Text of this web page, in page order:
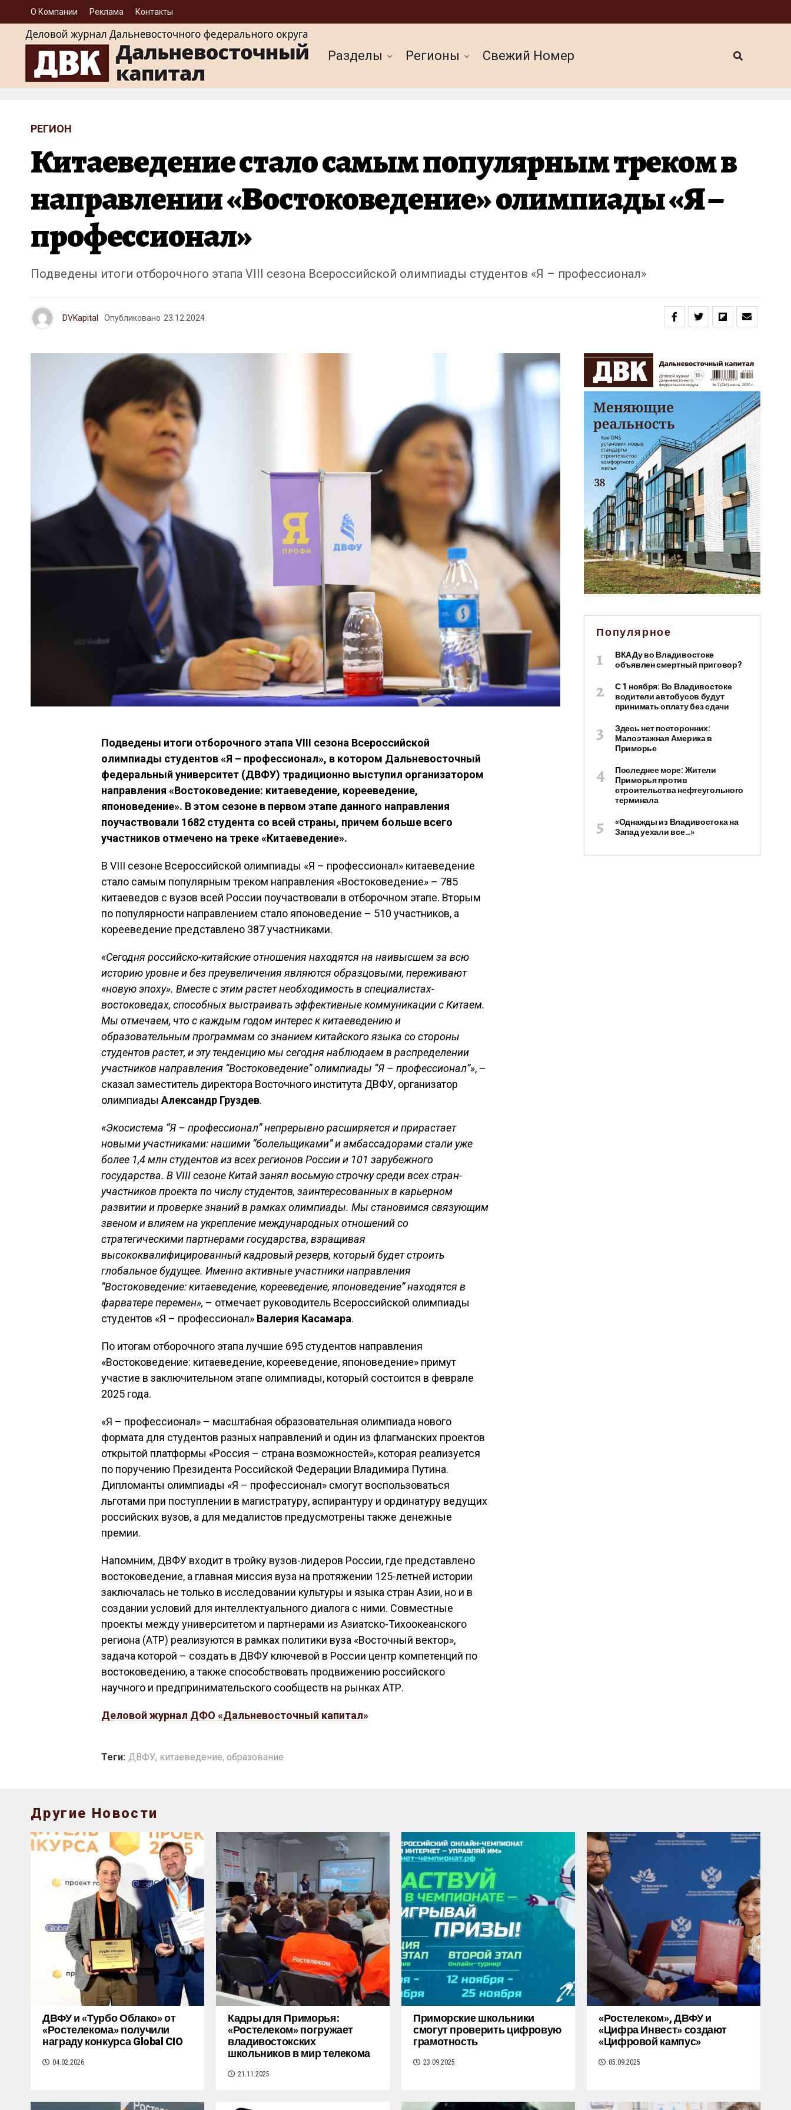
О Компании Реклама Контакты
Разделы Регионы Cвежий Номер
РЕГИОН
Китаеведение стало самым популярным треком в
направлении «Востоковедение» олимпиады «Я –
профессионал»
Подведены итоги отборочного этапа VIII сезона Всероссийской олимпиады студентов «Я – профессионал»
DVKapital Опубликовано 23.12.2024
Подведены итоги отборочного этапа VIII сезона Всероссийской
олимпиады студентов «Я – профессионал», в котором Дальневосточный
федеральный университет (ДВФУ) традиционно выступил организатором
направления «Востоковедение: китаеведение, корееведение,
японоведение». В этом сезоне в первом этапе данного направления
поучаствовали 1682 студента со всей страны, причем больше всего
участников отмечено на треке «Китаеведение».
В VIII сезоне Всероссийской олимпиады «Я – профессионал» китаеведение
стало самым популярным треком направления «Востоковедение» – 785
китаеведов с вузов всей России поучаствовали в отборочном этапе. Вторым
по популярности направлением стало японоведение – 510 участников, а
корееведение представлено 387 участниками.
«Сегодня российско-китайские отношения находятся на наивысшем за всю
историю уровне и без преувеличения являются образцовыми, переживают
«новую эпоху». Вместе с этим растет необходимость в специалистах-
востоковедах, способных выстраивать эффективные коммуникации с Китаем.
Мы отмечаем, что с каждым годом интерес к китаеведению и
образовательным программам со знанием китайского языка со стороны
студентов растет, и эту тенденцию мы сегодня наблюдаем в распределении
участников направления “Востоковедение” олимпиады “Я – профессионал”», –
сказал заместитель директора Восточного института ДВФУ, организатор
олимпиады Александр Груздев.
«Экосистема “Я – профессионал” непрерывно расширяется и прирастает
новыми участниками: нашими “болельщиками” и амбассадорами стали уже
более 1,4 млн студентов из всех регионов России и 101 зарубежного
государства. В VIII сезоне Китай занял восьмую строчку среди всех стран-
участников проекта по числу студентов, заинтересованных в карьерном
развитии и проверке знаний в рамках олимпиады. Мы становимся связующим
звеном и влияем на укрепление международных отношений со
стратегическими партнерами государства, взращивая
высококвалифицированный кадровый резерв, который будет строить
глобальное будущее. Именно активные участники направления
“Востоковедение: китаеведение, корееведение, японоведение” находятся в
фарватере перемен», – отмечает руководитель Всероссийской олимпиады
студентов «Я – профессионал» Валерия Касамара.
По итогам отборочного этапа лучшие 695 студентов направления
«Востоковедение: китаеведение, корееведение, японоведение» примут
участие в заключительном этапе олимпиады, который состоится в феврале
2025 года.
«Я – профессионал» – масштабная образовательная олимпиада нового
формата для студентов разных направлений и один из флагманских проектов
открытой платформы «Россия – страна возможностей», которая реализуется
по поручению Президента Российской Федерации Владимира Путина.
Дипломанты олимпиады «Я – профессионал» смогут воспользоваться
льготами при поступлении в магистратуру, аспирантуру и ординатуру ведущих
российских вузов, а для медалистов предусмотрены также денежные
премии.
Напомним, ДВФУ входит в тройку вузов-лидеров России, где представлено
востоковедение, а главная миссия вуза на протяжении 125-летней истории
заключалась не только в исследовании культуры и языка стран Азии, но и в
создании условий для интеллектуального диалога с ними. Совместные
проекты между университетом и партнерами из Азиатско-Тихоокеанского
региона (АТР) реализуются в рамках политики вуза «Восточный вектор»,
задача которой – создать в ДВФУ ключевой в России центр компетенций по
востоковедению, а также способствовать продвижению российского
научного и предпринимательского сообществ на рынках АТР.
Деловой журнал ДФО «Дальневосточный капитал»
Теги: ДВФУ, китаеведение, образование
Популярное
ВКАДу во Владивостоке
объявлен смертный приговор?
С 1 ноября: Во Владивостоке
водители автобусов будут
принимать оплату без сдачи
Здесь нет посторонних:
Малоэтажная Америка в
Приморье
Последнее море: Жители
Приморья против
строительства нефтеугольного
терминала
«Однажды из Владивостока на
Запад уехали все…»
Другие Новости
ДВФУ и «Турбо Облако» от
«Ростелекома» получили
награду конкурса Global CIO
04.02.2026
Кадры для Приморья:
«Ростелеком» погружает
владивостокских
школьников в мир телекома
21.11.2025
Приморские школьники
смогут проверить цифровую
грамотность
23.09.2025
«Ростелеком», ДВФУ и
«Цифра Инвест» создают
«Цифровой кампус»
05.09.2025